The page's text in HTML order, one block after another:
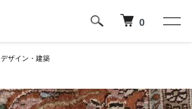
0
デザイン・建築